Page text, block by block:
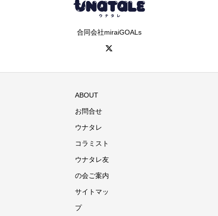
合同会社miraiGOALs
ABOUT
お問合せ
ウナタレ
コラミスト
ウナタレ友
の会ご案内
サイトマッ
プ